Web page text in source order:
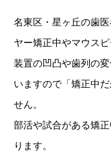
名東区・星ヶ丘の歯
ヤー矯正中やマウス
装置の凹凸や歯列の
いますので「矯正中
せん。
部活や試合がある矯
ります。